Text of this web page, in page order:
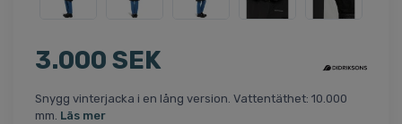
3.000 SEK
Snygg vinterjacka i en lång version. Vattentäthet: 10.000
mm. Läs mer